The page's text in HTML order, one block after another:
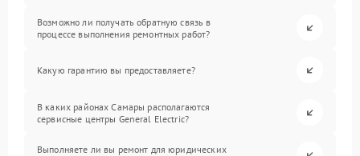
Возможно ли получать обратную связь в
процессе выполнения ремонтных работ?
Какую гарантию вы предоставляете?
В каких районах Самары располагаются
сервисные центры General Electric?
Выполняете ли вы ремонт для юридических